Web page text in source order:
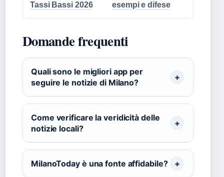
Tassi Bassi 2026
esempi e difese
Domande frequenti
Quali sono le migliori app per
seguire le notizie di Milano?
Come verificare la veridicità delle
notizie locali?
MilanoToday è una fonte affidabile?